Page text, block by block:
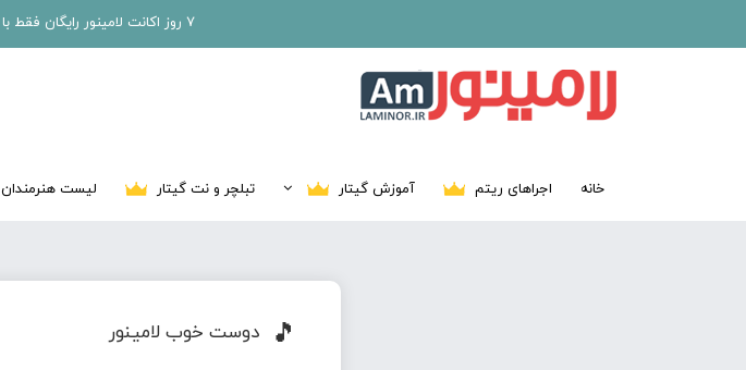
7 روز اکانت لامینور رایگان فقط با ثبت نام در سایت
خانه اجراهای ریتم آموزش گیتار تبلچر و نت گیتار لیست هنرمندان
🎵 دوست خوب لامینور